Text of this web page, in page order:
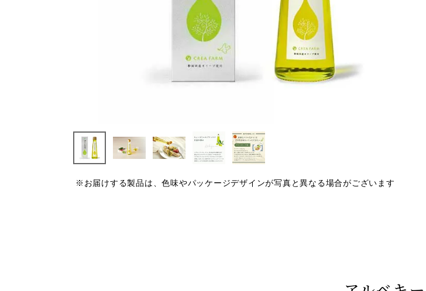
※お届けする製品は、色味やパッケージデザインが写真と異なる場合がございます